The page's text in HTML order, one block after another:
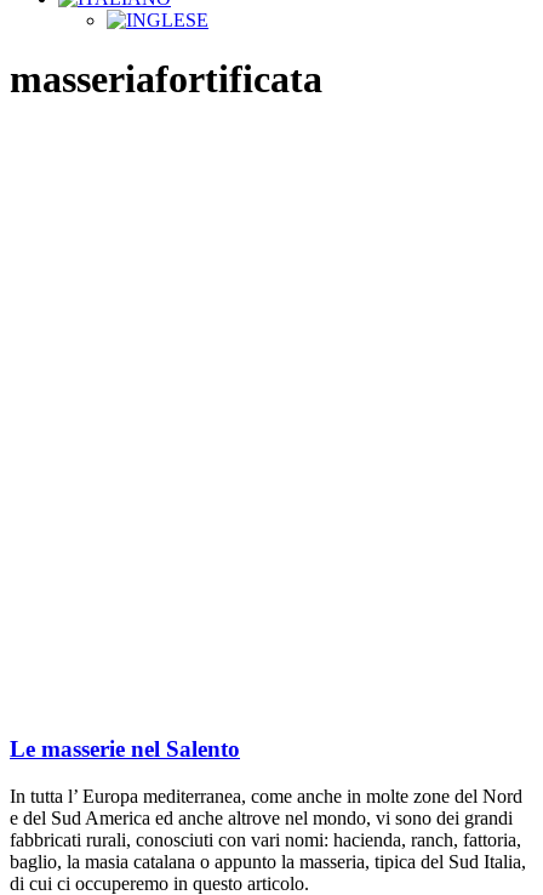
masseriafortificata
Le masserie nel Salento
In tutta l’ Europa mediterranea, come anche in molte zone del Nord
e del Sud America ed anche altrove nel mondo, vi sono dei grandi
fabbricati rurali, conosciuti con vari nomi: hacienda, ranch, fattoria,
baglio, la masia catalana o appunto la masseria, tipica del Sud Italia,
di cui ci occuperemo in questo articolo.